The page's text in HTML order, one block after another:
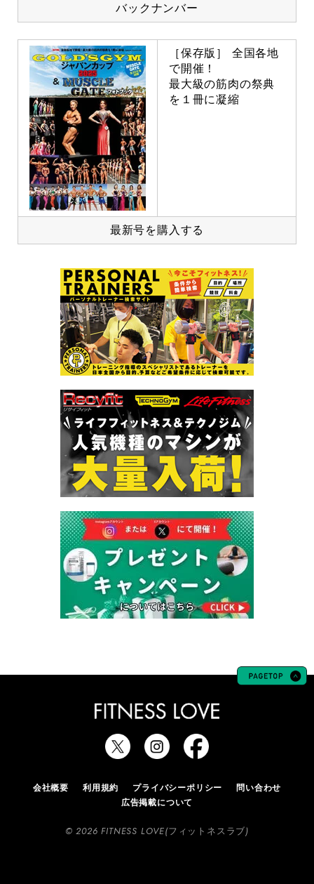
バックナンバー
［保存版］ 全国各地
で開催！
最大級の筋肉の祭典
を１冊に凝縮
最新号を購入する
会社概要 利用規約 プライバシーポリシー
問い合わせ
広告掲載について
© 2026 FITNESS LOVE(フィットネスラブ)